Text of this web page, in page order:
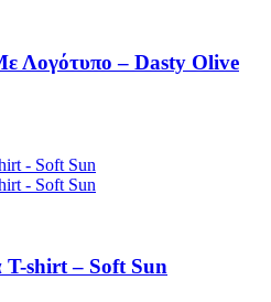
Λογότυπο – Dasty Olive
shirt – Soft Sun